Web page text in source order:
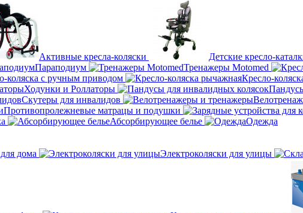
Активные кресла-коляски Детские кресло-
Параподиум Тренажеры Motomed
коляска с ручным приводом
Кресло-
Ходунки и Роллаторы
Скутеры для инвалидов
Противопролежневые матрацы и подушки
Абсорбирующее белье
Одежда
дома
Электроколяски для улицы